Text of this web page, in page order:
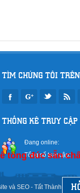
TÌM CHÚNG TÔI
THỐNG KÊ TRUY CẬP
Đang online:
Tổng số truy cập:
tông đúc sẵn
và SEO - Tất Thành